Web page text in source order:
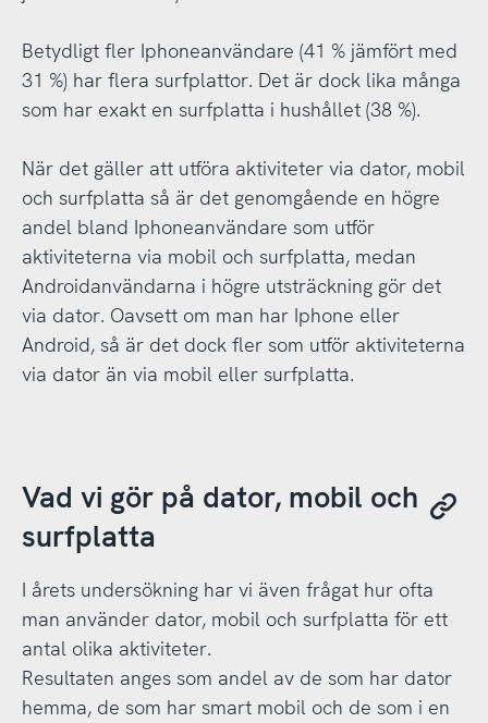
Betydligt fler Iphoneanvändare (41 % jämfört med
31 %) har flera surfplattor. Det är dock lika många
som har exakt en surfplatta i hushållet (38 %).
När det gäller att utföra aktiviteter via dator, mobil
och surfplatta så är det genomgående en högre
andel bland Iphoneanvändare som utför
aktiviteterna via mobil och surfplatta, medan
Androidanvändarna i högre utsträckning gör det
via dator. Oavsett om man har Iphone eller
Android, så är det dock fler som utför aktiviteterna
via dator än via mobil eller surfplatta.
Vad vi gör på dator, mobil och
surfplatta
I årets undersökning har vi även frågat hur ofta
man använder dator, mobil och surfplatta för ett
antal olika aktiviteter.
Resultaten anges som andel av de som har dator
hemma, de som har smart mobil och de som i en